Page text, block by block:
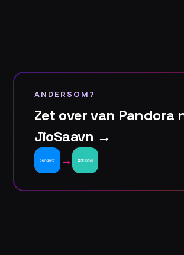
ANDERSOM?
Zet over van Pandora
JioSaavn →
→